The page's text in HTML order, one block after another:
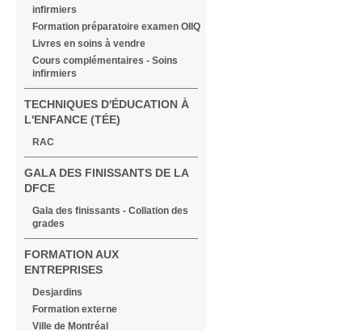
infirmiers
Formation préparatoire examen OIIQ
Livres en soins à vendre
Cours complémentaires - Soins
infirmiers
TECHNIQUES D'ÉDUCATION À
L'ENFANCE (TÉE)
RAC
GALA DES FINISSANTS DE LA
DFCE
Gala des finissants - Collation des
grades
FORMATION AUX
ENTREPRISES
Desjardins
Formation externe
Ville de Montréal